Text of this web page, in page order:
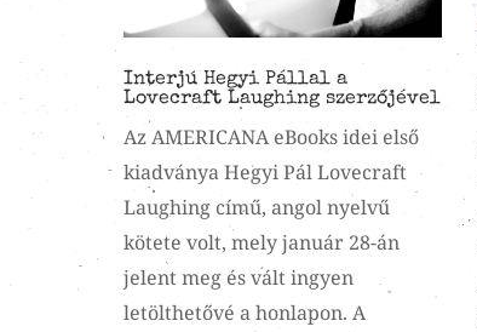
Interjú Hegyi Pállal a
Lovecraft Laughing szerzőjével
Az AMERICANA eBooks idei első
kiadványa Hegyi Pál Lovecraft
Laughing című, angol nyelvű
kötete volt, mely január 28-án
jelent meg és vált ingyen
letölthetővé a honlapon. A